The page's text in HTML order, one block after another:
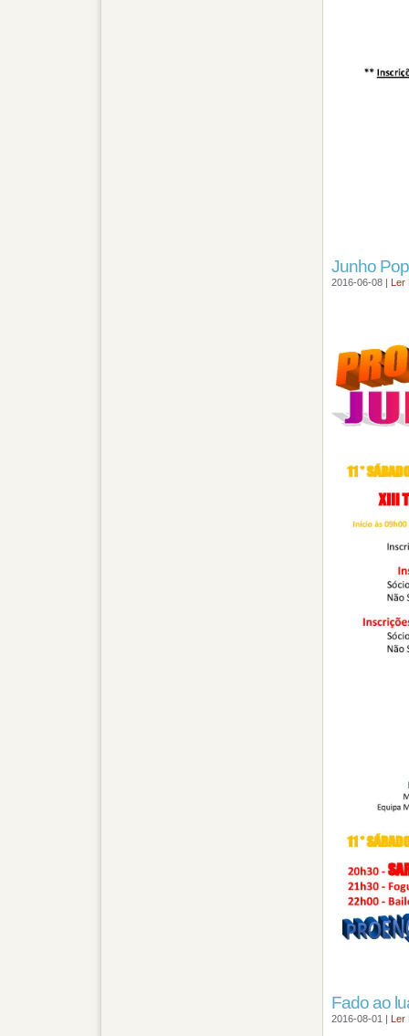
Junho
2016-06-08 | Ler
Fado ao
2016-08-01 | Ler